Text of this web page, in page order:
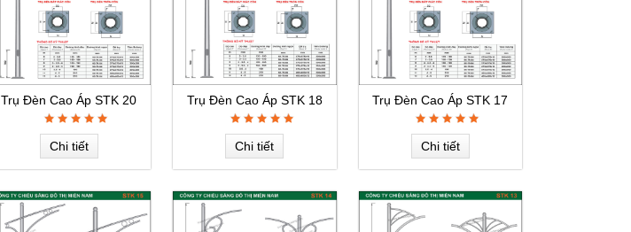
Trụ Đèn Cao Áp STK 20
Chi tiết
Trụ Đèn Cao Áp STK 18
Chi tiết
Trụ Đèn Cao Áp STK 17
Chi tiết